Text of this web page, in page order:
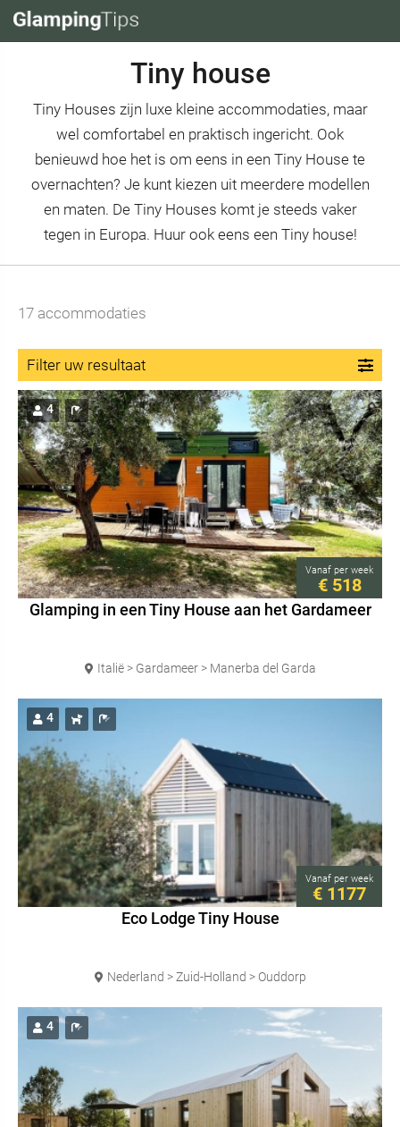
Tiny house
Tiny Houses zijn luxe kleine accommodaties, maar
wel comfortabel en praktisch ingericht. Ook
benieuwd hoe het is om eens in een Tiny House te
overnachten? Je kunt kiezen uit meerdere modellen
en maten. De Tiny Houses komt je steeds vaker
tegen in Europa. Huur ook eens een Tiny house!
17 accommodaties
Filter uw resultaat
4
Vanaf per week
€ 518
Glamping in een Tiny House aan het Gardameer
Italië > Gardameer > Manerba del Garda
4
Vanaf per week
€ 1177
Eco Lodge Tiny House
Nederland > Zuid-Holland > Ouddorp
4